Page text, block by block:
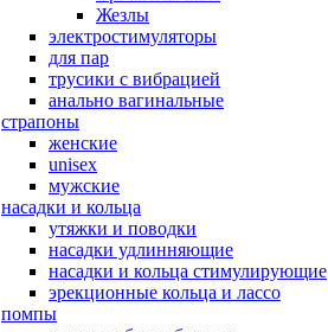
Жезлы
электростимуляторы
для пар
трусики с вибрацией
анально вагинальные
страпоны
женские
unisex
мужские
насадки и кольца
утяжки и поводки
насадки удлинняющие
насадки и кольца стимулирующие
эрекционные кольца и лассо
помпы